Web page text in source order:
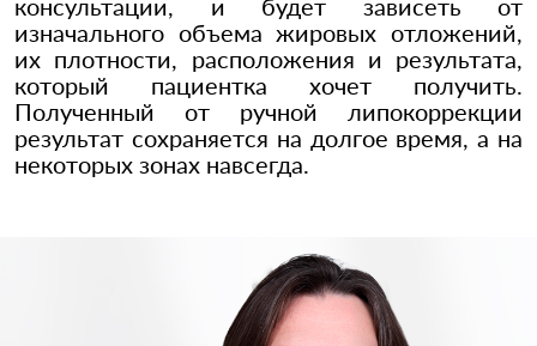
консультации, и будет зависеть от
изначального объема жировых отложений,
их плотности, расположения и результата,
который пациентка хочет получить.
Полученный от ручной липокоррекции
результат сохраняется на долгое время, а на
некоторых зонах навсегда.